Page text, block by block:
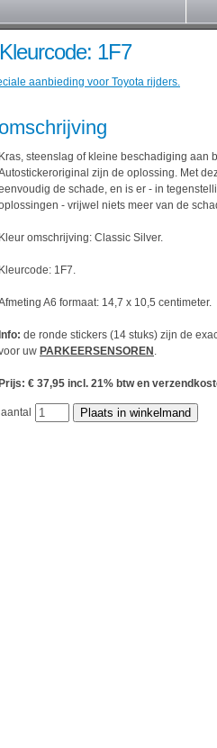
1F7
aanbieding voor Toyota rijders.
omschrijving
Kras, steenslag of kleine beschadiging aan
zijn de oplossing. Met
de schade, en is er - in
- vrijwel niets meer van de
Kleur omschrijving: Classic Silver.
Kleurcode: 1F7.
A6 formaat: 14,7 x 10,5 centimeter.
Info: de ronde stickers (14 stuks) zijn de
uw PARKEERSENSOREN .
Prijs: € 37,95 incl. 21% btw en
aantal